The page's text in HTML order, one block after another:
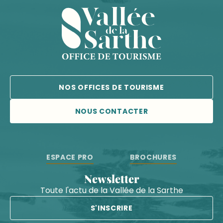
NOS OFFICES DE TOURISME
NOUS CONTACTER
ESPACE PRO BROCHURES
Newsletter
Toute l'actu de la Vallée de la Sarthe
S'INSCRIRE